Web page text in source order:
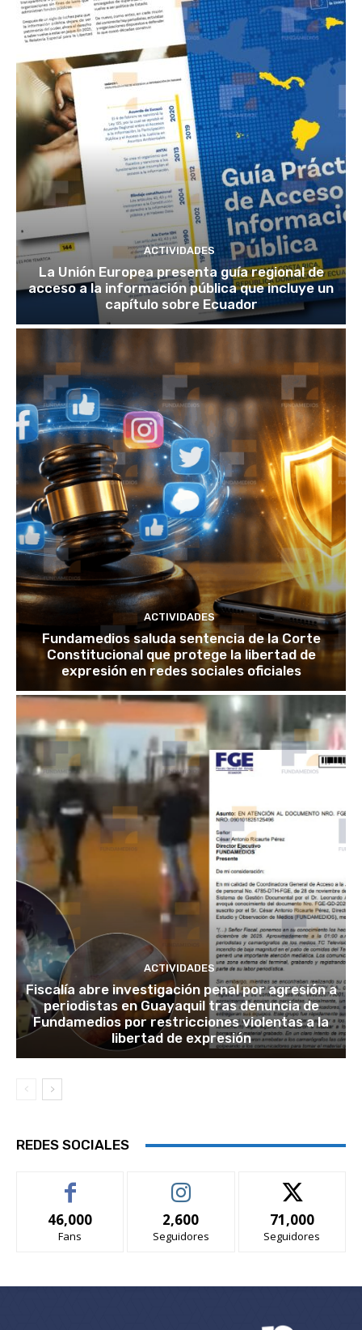
ACTIVIDADES
La Unión Europea presenta guía regional de
acceso a la información pública que incluye un
capítulo sobre Ecuador
ACTIVIDADES
Fundamedios saluda sentencia de la Corte
Constitucional que protege la libertad de
expresión en redes sociales oficiales
ACTIVIDADES
Fiscalía abre investigación penal por agresión a
periodistas en Guayaquil tras denuncia de
Fundamedios por restricciones violentas a la
libertad de expresión
REDES SOCIALES
46,000
Fans
2,600
Seguidores
71,000
Seguidores